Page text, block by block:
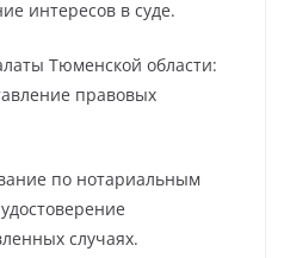
интересов в суде.
Тюменской области:
правовых
по нотариальным
случаях.